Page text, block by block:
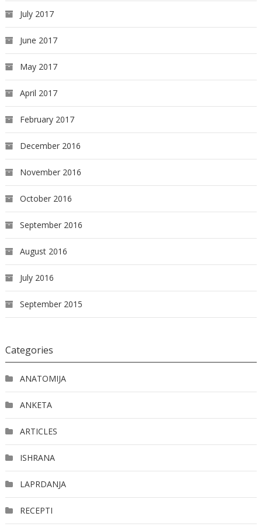
July 2017
June 2017
May 2017
April 2017
February 2017
December 2016
November 2016
October 2016
September 2016
August 2016
July 2016
September 2015
Categories
ANATOMIJA
ANKETA
ARTICLES
ISHRANA
LAPRDANJA
RECEPTI